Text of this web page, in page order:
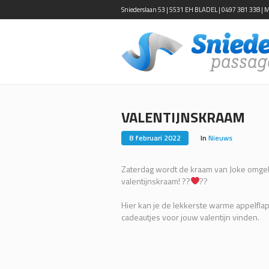
Sniederslaan 53 | 5531 EH BLADEL | 0497 381 338 |
VALENTIJNSKRAAM
8 februari 2022 In Nieuws
Zaterdag wordt de kraam van Joke
valentijnskraam! ??‍
‍?‍?
Hier kan je de lekkerste warme
cadeautjes voor jouw valentijn vinden.